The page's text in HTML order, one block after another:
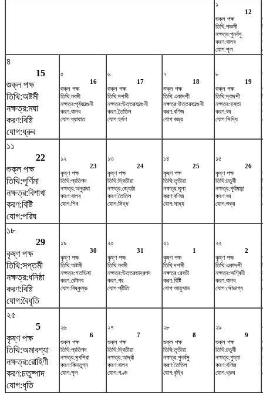
১
12
শুক্ল পক্ষ
তিথি:পঞ্চমী
নক্ষত্র:পুনর্বসু
করণ:বালব
যোগ:শূল
৪
15
শুক্ল পক্ষ
তিথি:অষ্টমী
নক্ষত্র:মঘা
করণ:বিষ্টি
যোগ:ধ্রুব
৫
16
শুক্ল পক্ষ
তিথি:নবমী
নক্ষত্র:পূর্বফাল্গুনী
করণ:বালব
যোগ:ব্যাঘাত
৬
17
শুক্ল পক্ষ
তিথি:দশমী
নক্ষত্র:উত্তরফাল্গুনী
করণ:তৈতিল
যোগ:হর্ষণ
৭
18
শুক্ল পক্ষ
তিথি:একাদশী
নক্ষত্র:উত্তরফাল্গুনী
করণ:বণিজ
যোগ:বজ্র
৮
19
শুক্ল পক্ষ
তিথি:দ্বাদশী
নক্ষত্র:হস্তা
করণ:বব
যোগ:সিদ্ধি
১১
22
শুক্ল পক্ষ
তিথি:পূর্ণিমা
নক্ষত্র:বিশাখা
করণ:বিষ্টি
যোগ:পরিঘ
১২
23
কৃষ্ণ পক্ষ
তিথি:প্রতিপদ
নক্ষত্র:অনুরাধা
করণ:বালব
যোগ:শিব
১৩
24
কৃষ্ণ পক্ষ
তিথি:দ্বিতীয়া
নক্ষত্র:জ্যেষ্ঠা
করণ:তৈতিল
যোগ:সিদ্ধ
১৪
25
কৃষ্ণ পক্ষ
তিথি:তৃতীয়া
নক্ষত্র:মূলা
করণ:বণিজ
যোগ:সাধ্য
১৫
26
কৃষ্ণ পক্ষ
তিথি:চতুর্থী
নক্ষত্র:পূর্বাষাঢ়া
করণ:বব
যোগ:শুক্র
১৮
29
কৃষ্ণ পক্ষ
তিথি:সপ্তমী
নক্ষত্র:ধনিষ্ঠা
করণ:বিষ্টি
যোগ:বৈধৃতি
১৯
30
কৃষ্ণ পক্ষ
তিথি:অষ্টমী
নক্ষত্র:শতভিষ‌া
করণ:কৌলব
যোগ:বিষ্কুম্ভ
২০
31
কৃষ্ণ পক্ষ
তিথি:নবমী
নক্ষত্র:উত্তরভাদ্রপদ
করণ:গর
যোগ:প্রীতি
২১
1
কৃষ্ণ পক্ষ
তিথি:দশমী
নক্ষত্র:রেবতী
করণ:বিষ্টি
যোগ:আয়ুষ্মান
২২
2
কৃষ্ণ পক্ষ
তিথি:একাদশী
নক্ষত্র:অশ্বিনী
করণ:বালব
যোগ:সৌভাগ্য
২৫
5
কৃষ্ণ পক্ষ
তিথি:অমাবশ্যা
নক্ষত্র:রোহিণী
করণ:চতুষ্পাদ
যোগ:ধৃতি
২৬
6
শুক্ল পক্ষ
তিথি:প্রতিপদ
নক্ষত্র:মৃগশিরা
করণ:কিন্তুগ্ন
যোগ:শূল
২৭
7
শুক্ল পক্ষ
তিথি:দ্বিতীয়া
নক্ষত্র:আর্দ্রা
করণ:বালব
যোগ:গণ্ড
২৮
8
শুক্ল পক্ষ
তিথি:তৃতীয়া
নক্ষত্র:পুনর্বসু
করণ:তৈতিল
যোগ:বৃদ্ধি
২৯
9
শুক্ল পক্ষ
তিথি:চতুর্থী
নক্ষত্র:পুষ্যা
করণ:বণিজ
যোগ:ধ্রুব